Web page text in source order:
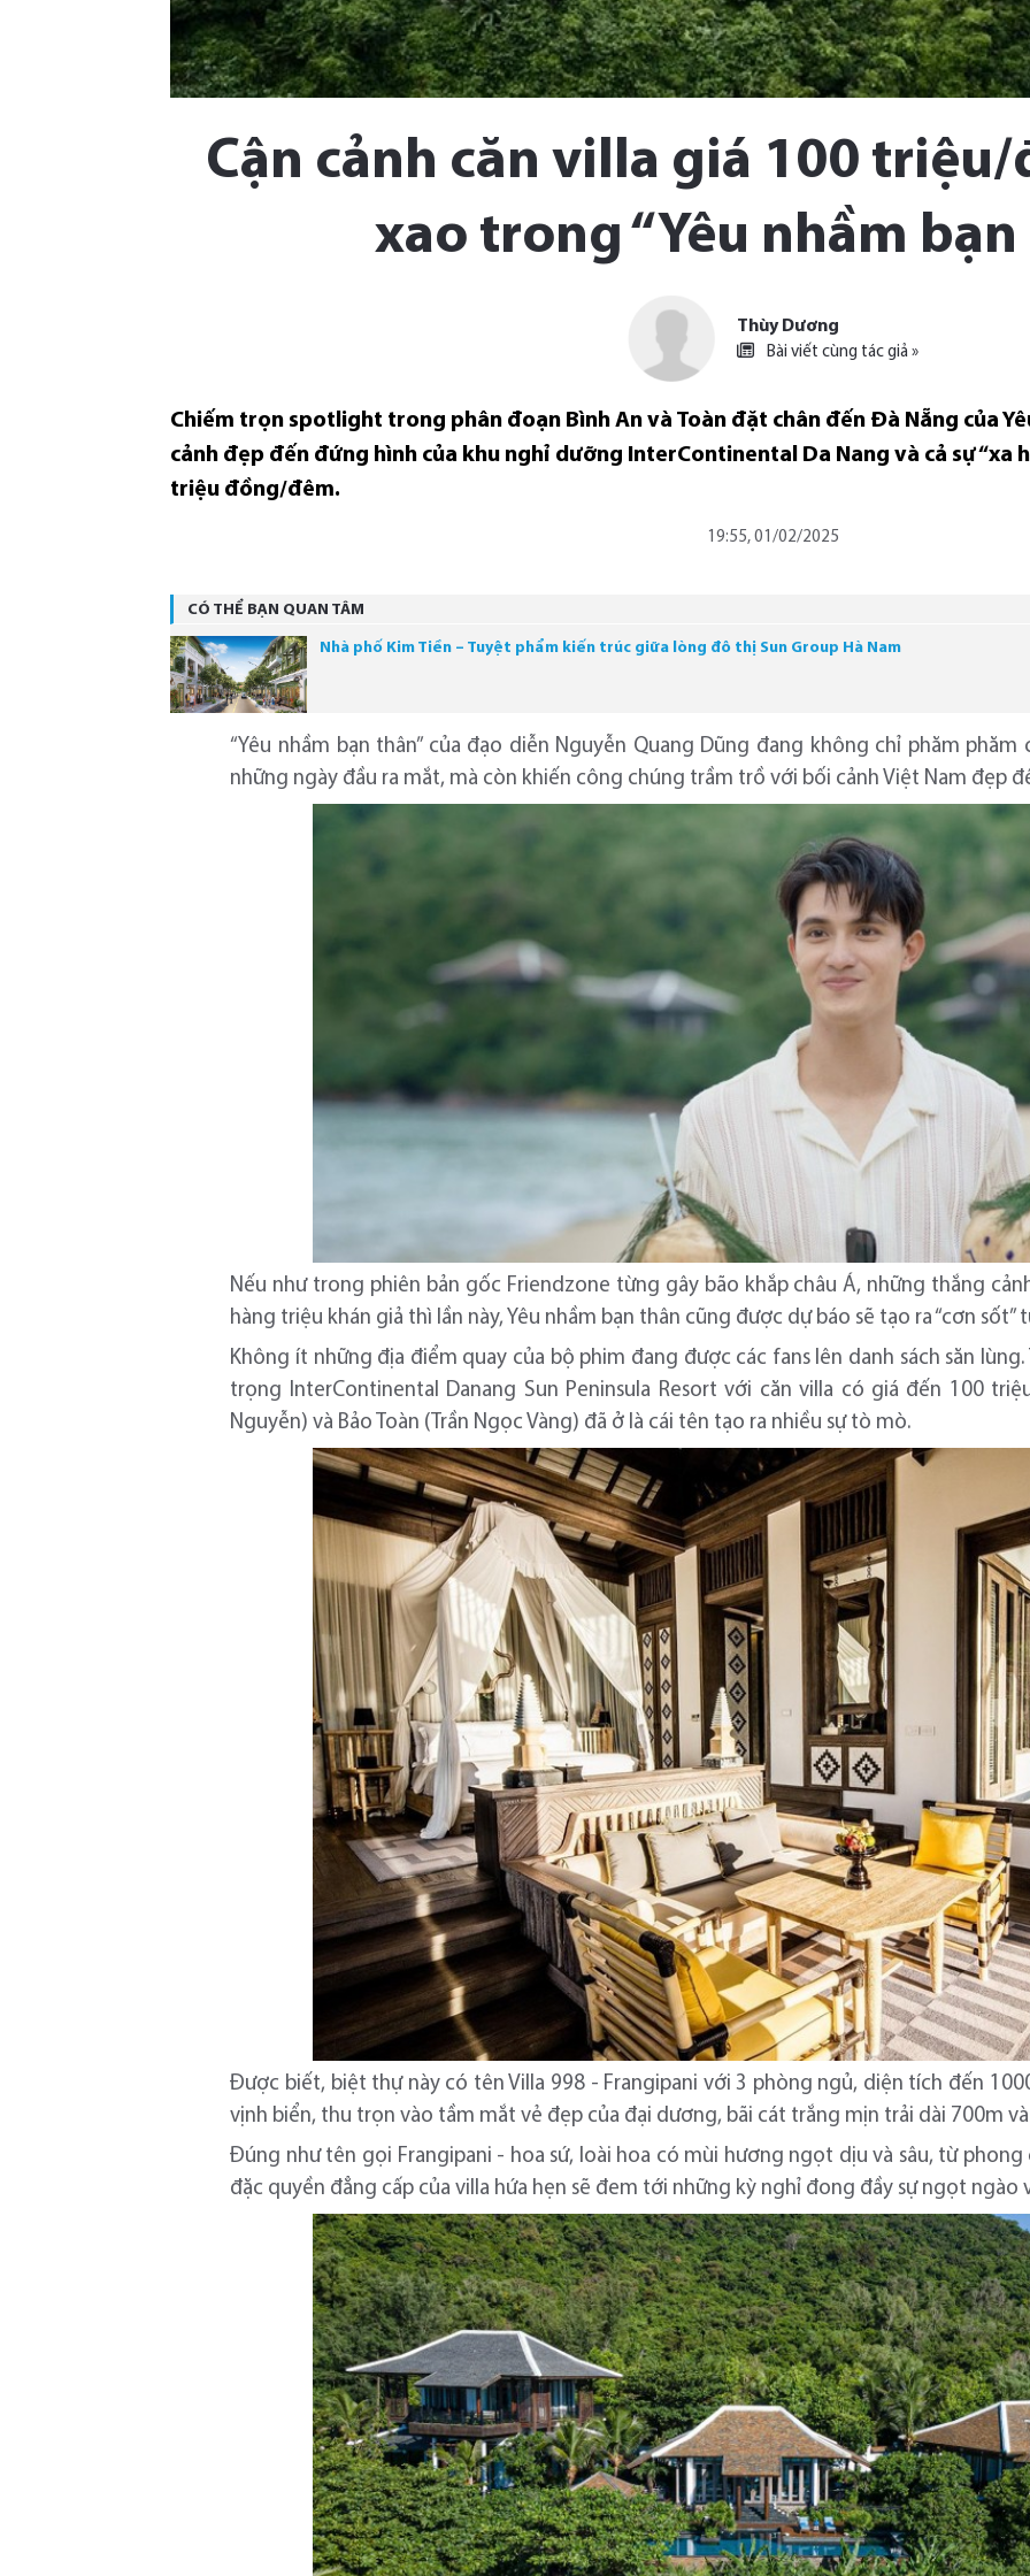
Cận cảnh căn villa giá 100
xao trong “Yêu nhầm
Thùy Dương
Bài viết cùng tác giả »
Chiếm trọn spotlight trong phân đoạn Bình An và Toàn đặt chân đến Đà Nẵng của
cảnh đẹp đến đứng hình của khu nghỉ dưỡng InterContinental Da Nang và cả sự “xa
triệu đồng/đêm.
19:55, 01/02/2025
CÓ THỂ BẠN QUAN TÂM
Nhà phố Kim Tiền – Tuyệt phẩm kiến trúc giữa lòng đô thị Sun Group Hà Nam
“Yêu nhầm bạn thân” của đạo diễn Nguyễn Quang Dũng đang không chỉ phăm
những ngày đầu ra mắt, mà còn khiến công chúng trầm trồ với bối cảnh Việt Nam đẹp
Nếu như trong phiên bản gốc Friendzone từng gây bão khắp châu Á, những thắng
hàng triệu khán giả thì lần này, Yêu nhầm bạn thân cũng được dự báo sẽ tạo ra “cơn sốt”
Không ít những địa điểm quay của bộ phim đang được các fans lên danh sách săn
trọng InterContinental Danang Sun Peninsula Resort với căn villa có giá đến 100
Nguyễn) và Bảo Toàn (Trần Ngọc Vàng) đã ở là cái tên tạo ra nhiều sự tò mò.
Được biết, biệt thự này có tên Villa 998 - Frangipani với 3 phòng ngủ, diện tích đến
vịnh biển, thu trọn vào tầm mắt vẻ đẹp của đại dương, bãi cát trắng mịn trải dài 700m
Đúng như tên gọi Frangipani - hoa sứ, loài hoa có mùi hương ngọt dịu và sâu, từ
đặc quyền đẳng cấp của villa hứa hẹn sẽ đem tới những kỳ nghỉ đong đầy sự ngọt ngào